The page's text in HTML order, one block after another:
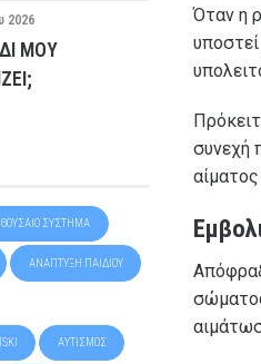
Όταν η
συνεχή
2026
ΜΟΥ
ΣΎΣΤΗΜΑ
ΑΝΆΠΤΥΞΗ ΠΑΙΔΙΟΎ
ΑΥΤΙΣΜΌΣ